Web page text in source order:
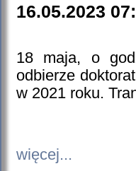
16.05.2023
18 maja, o
odbierze
w 2021 roku.
więcej...